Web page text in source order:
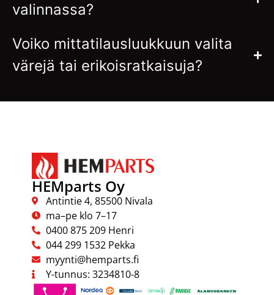
valinnassa?
Voiko mittatilausluukkuun valita
värejä tai erikoisratkaisuja?
HEMparts Oy
Antintie 4, 85500 Nivala
ma–pe klo 7–17
0400 875 209 Henri
044 299 1532 Pekka
myynti@hemparts.fi
Y-tunnus: 3234810-8